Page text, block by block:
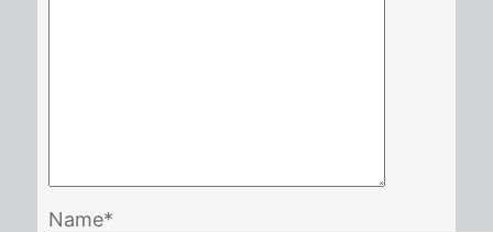
Name*